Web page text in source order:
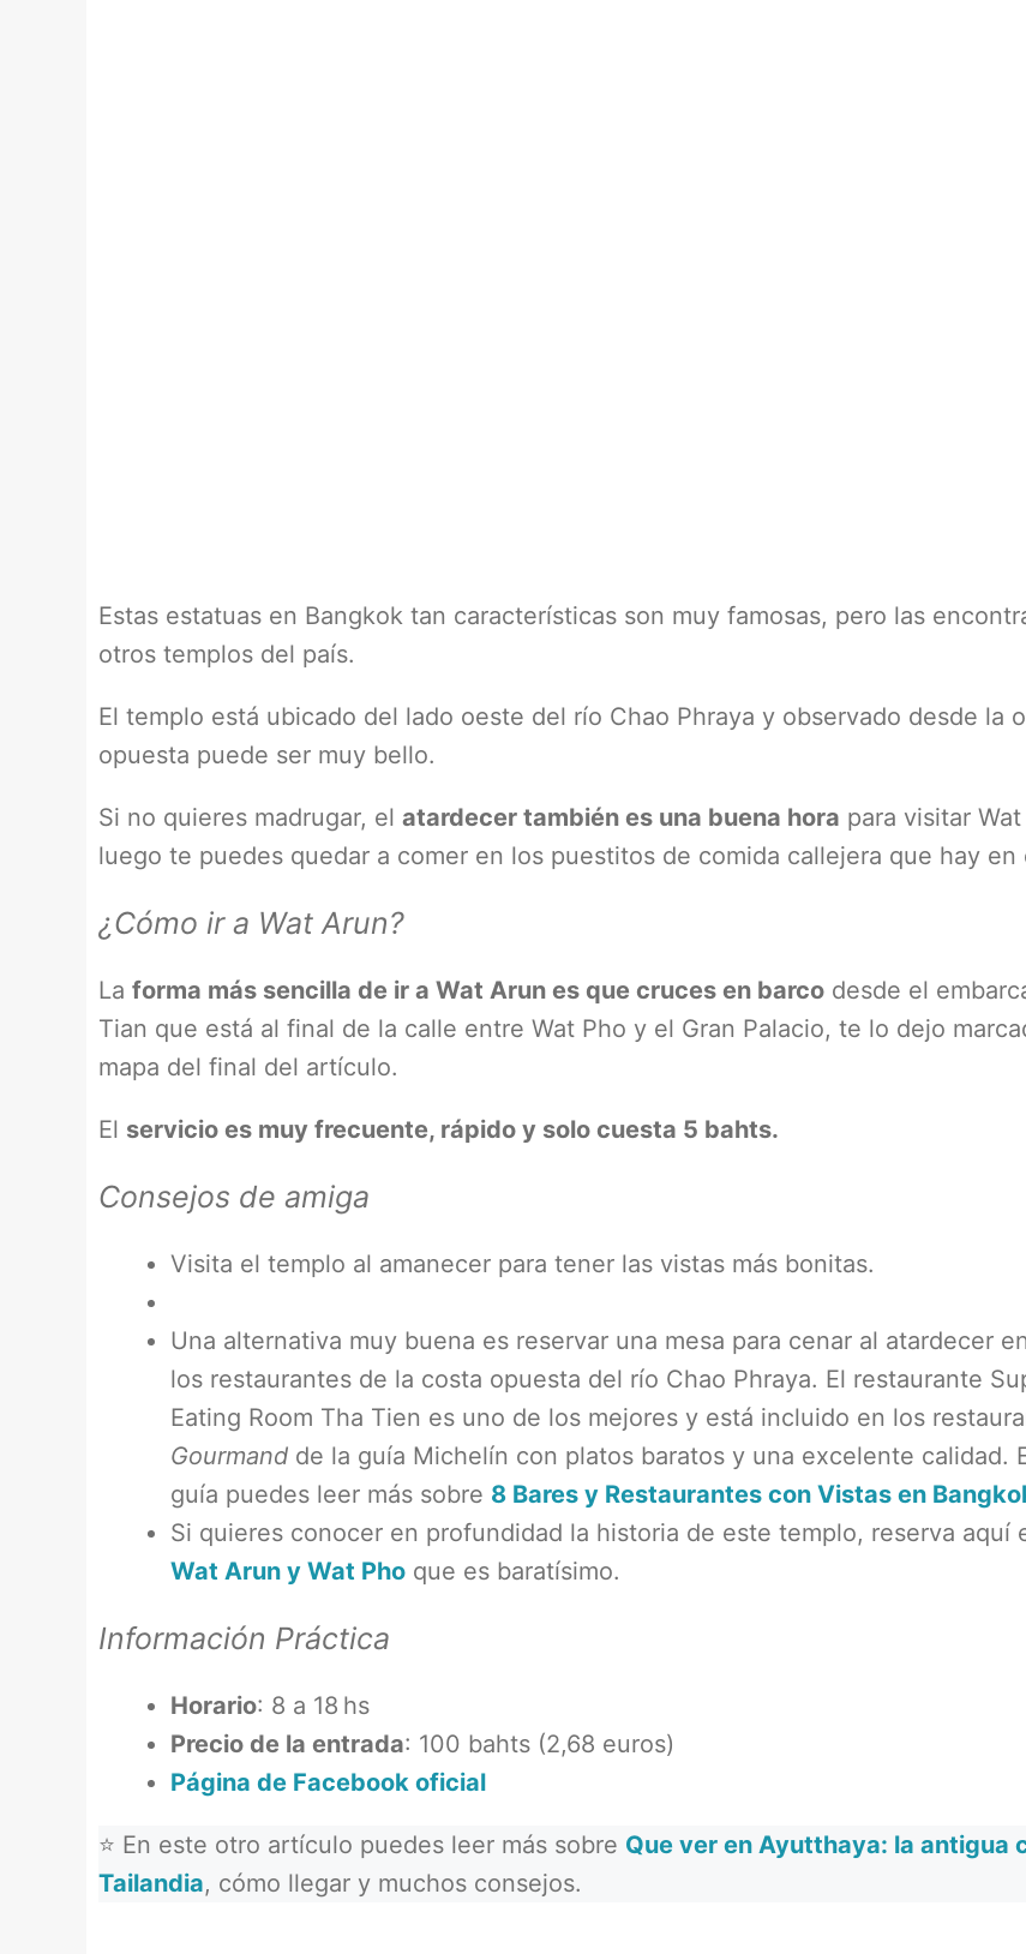
Estas estatuas en Bangkok tan características son muy famosas, pero las
otros templos del país.
El templo está ubicado del lado oeste del río Chao Phraya y observado desde la
opuesta puede ser muy bello.
Si no quieres madrugar, el atardecer también es una buena hora para visitar
luego te puedes quedar a comer en los puestitos de comida callejera que hay en
¿Cómo ir a Wat Arun?
La forma más sencilla de ir a Wat Arun es que cruces en barco desde el
Tian que está al final de la calle entre Wat Pho y el Gran Palacio, te lo dejo
mapa del final del artículo.
El servicio es muy frecuente, rápido y solo cuesta 5 bahts.
Consejos de amiga
Visita el templo al amanecer para tener las vistas más bonitas.
Una alternativa muy buena es reservar una mesa para cenar al atardecer
los restaurantes de la costa opuesta del río Chao Phraya. El restaurante
Eating Room Tha Tien es uno de los mejores y está incluido en los
Gourmand de la guía Michelín con platos baratos y una excelente calidad.
guía puedes leer más sobre 8 Bares y Restaurantes con Vistas en
Si quieres conocer en profundidad la historia de este templo, reserva aquí
Wat Arun y Wat Pho que es baratísimo.
Información Práctica
Horario: 8 a 18 hs
Precio de la entrada: 100 bahts (2,68 euros)
Página de Facebook oficial
⭐ En este otro artículo puedes leer más sobre Que ver en Ayutthaya: la antigua
Tailandia, cómo llegar y muchos consejos.